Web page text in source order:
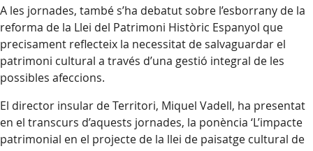
A les jornades, també s’ha debatut sobre l’esborrany de la
reforma de la Llei del Patrimoni Històric Espanyol que
precisament reflecteix la necessitat de salvaguardar el
patrimoni cultural a través d’una gestió integral de les
possibles afeccions.
El director insular de Territori, Miquel Vadell, ha presentat
en el transcurs d’aquests jornades, la ponència ‘L’impacte
patrimonial en el projecte de la llei de paisatge cultural de